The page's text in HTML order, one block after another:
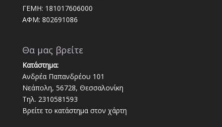
ΓΕΜΗ: 181017606000
ΑΦΜ: 802691086
Θα μας βρείτε
Κατάστημα:
Ανδρέα Παπανδρέου 101
Νεάπολη, 56728, Θεσσαλονίκη
Τηλ. 2310581593
Βρείτε το κατάστημα στον χάρτη